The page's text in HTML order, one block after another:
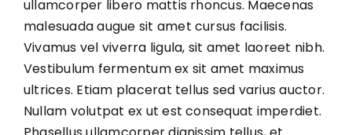
ullamcorper libero mattis rhoncus. Maecenas
malesuada augue sit amet cursus facilisis.
Vivamus vel viverra ligula, sit amet laoreet nibh.
Vestibulum fermentum ex sit amet maximus
ultrices. Etiam placerat tellus sed varius auctor.
Nullam volutpat ex ut est consequat imperdiet.